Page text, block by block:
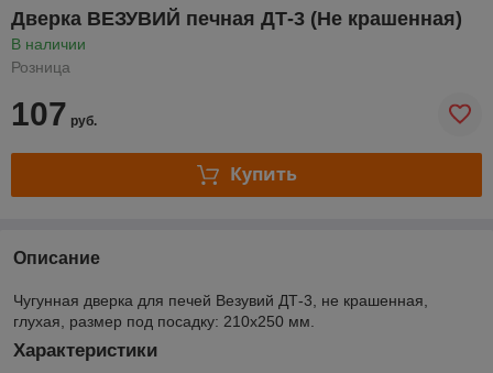
Дверка ВЕЗУВИЙ печная ДТ-3 (Не крашенная)
В наличии
Розница
107 руб.
Купить
Описание
Чугунная дверка для печей Везувий ДТ-3, не крашенная,
глухая, размер под посадку: 210х250 мм.
Характеристики